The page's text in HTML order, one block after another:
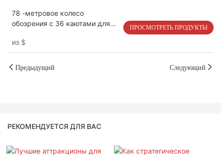
78 -метровое колесо
обозрения с 36 каютами для
вращения | LMQ | Limeiqi
из $
ПРОСМОТРЕТЬ ПРОДУКТЫ
Предыдущий Следующий
РЕКОМЕНДУЕТСЯ ДЛЯ ВАС